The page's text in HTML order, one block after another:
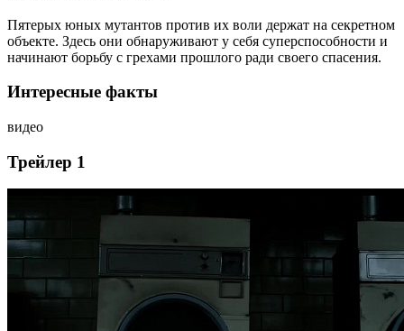
Пятерых юных мутантов против их воли держат на секретном
объекте. Здесь они обнаруживают у себя суперспособности и
начинают борьбу с грехами прошлого ради своего спасения.
Интересные факты
видео
Трейлер 1